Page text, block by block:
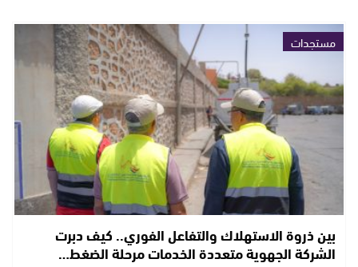
مستجدات
بين ذروة الاستهلاك والتفاعل الفوري.. كيف دبرت
الشركة الجهوية متعددة الخدمات مرحلة الضغط…